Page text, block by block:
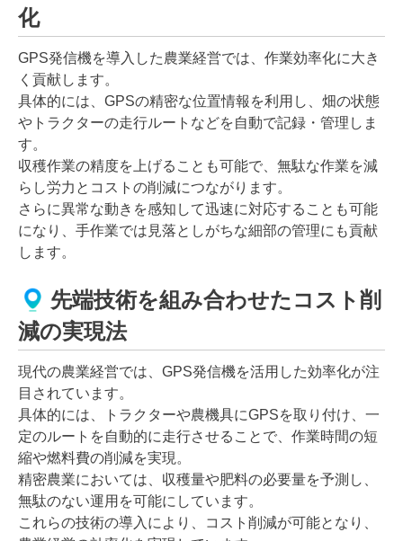
化
GPS発信機を導入した農業経営では、作業効率化に大き
く貢献します。
具体的には、GPSの精密な位置情報を利用し、畑の状態
やトラクターの走行ルートなどを自動で記録・管理しま
す。
収穫作業の精度を上げることも可能で、無駄な作業を減
らし労力とコストの削減につながります。
さらに異常な動きを感知して迅速に対応することも可能
になり、手作業では見落としがちな細部の管理にも貢献
します。
先端技術を組み合わせたコスト削
減の実現法
現代の農業経営では、GPS発信機を活用した効率化が注
目されています。
具体的には、トラクターや農機具にGPSを取り付け、一
定のルートを自動的に走行させることで、作業時間の短
縮や燃料費の削減を実現。
精密農業においては、収穫量や肥料の必要量を予測し、
無駄のない運用を可能にしています。
これらの技術の導入により、コスト削減が可能となり、